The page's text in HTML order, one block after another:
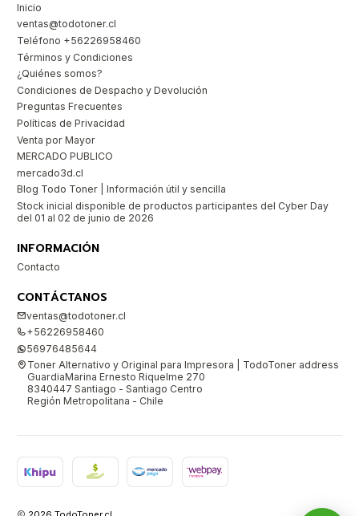
Inicio
ventas@todotoner.cl
Teléfono +56226958460
Términos y Condiciones
¿Quiénes somos?
Condiciones de Despacho y Devolución
Preguntas Frecuentes
Políticas de Privacidad
Venta por Mayor
MERCADO PUBLICO
mercado3d.cl
Blog Todo Toner | Información útil y sencilla
Stock inicial disponible de productos participantes del Cyber Day
del 01 al 02 de junio de 2026
INFORMACIÓN
Contacto
CONTÁCTANOS
ventas@todotoner.cl
+56226958460
56976485644
Toner Alternativo y Original para Impresora | TodoToner address
GuardiaMarina Ernesto Riquelme 270
8340447 Santiago - Santiago Centro
Región Metropolitana - Chile